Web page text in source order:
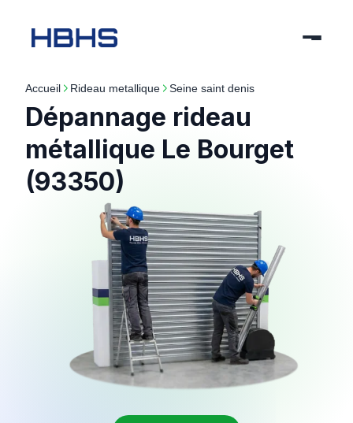
Accueil rideau metallique seine saint denis
Dépannage rideau
métallique Le Bourget
(93350)